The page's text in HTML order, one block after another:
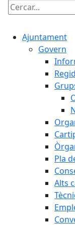
Cercar:
Ajuntament
Govern
Pla
Alts